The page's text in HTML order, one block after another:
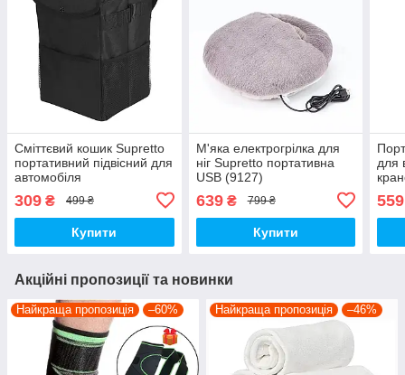
Сміттєвий кошик Supretto
портативний підвісний для
автомобіля
309 ₴ 499 ₴
Купити
М'яка електрогрілка для
ніг Supretto портативна
USB (9127)
639₴ 799 ₴
Купити
для
559
Акційні пропозиції та новинки
Найкраща пропозиція –60% Найкраща пропозиція –46%